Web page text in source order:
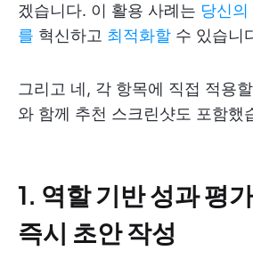
겠습니다. 이 활용 사례는 당신
를 혁신하고 최적화할 수 있습니
그리고 네, 각 항목에 직접 적용
와 함께 추천 스크린샷도 포함했
1. 역할 기반 성과 평
즉시 초안 작성